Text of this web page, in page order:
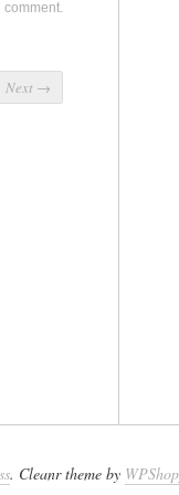
Next →
. Cleanr theme by